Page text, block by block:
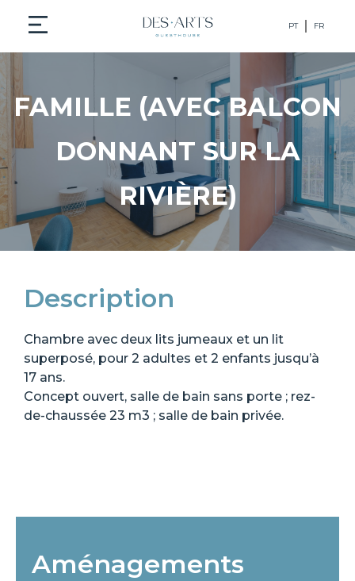
PT FR
FAMILLE (AVEC BALCON
DONNANT SUR LA
RIVIÈRE)
Description
Chambre avec deux lits jumeaux et un lit
superposé, pour 2 adultes et 2 enfants jusqu’à
17 ans.
Concept ouvert, salle de bain sans porte ; rez-
de-chaussée 23 m3 ; salle de bain privée.
Aménagements